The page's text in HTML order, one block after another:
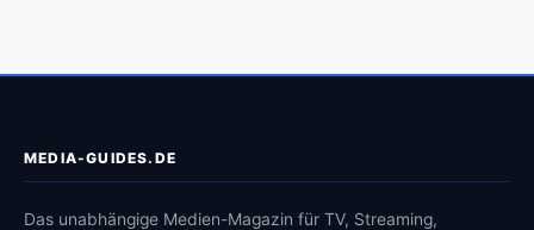
MEDIA-GUIDES.DE
Das unabhängige Medien-Magazin für TV, Streaming,